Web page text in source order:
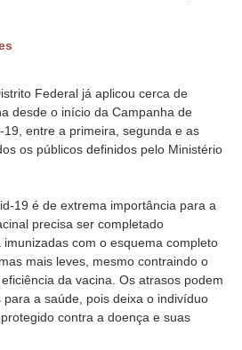
Federal já aplicou cerca de
desde o início da Campanha de
19, entre a primeira, segunda e as
os públicos definidos pelo Ministério
19 é de extrema importância para a
precisa ser completado
com o esquema completo
mais leves, mesmo contraindo o
da vacina. Os atrasos podem
a saúde, pois deixa o indivíduo
contra a doença e suas